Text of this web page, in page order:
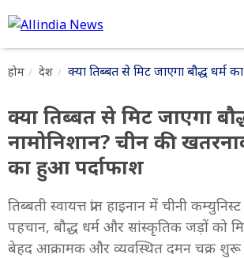
होम देश क्या तिब्बत से मिट जाएगा बौद्ध धर्म
क्या तिब्बत से मिट जाएगा
नामोनिशान? चीन की
का हुआ पर्दाफाश
तिब्बती स्वायत्त प्रांत हाइनान में चीनी कम्युनिस्ट
पहचान, बौद्ध धर्म और सांस्कृतिक जड़ों को
बेहद आक्रामक और व्यवस्थित दमन चक्र शुरू